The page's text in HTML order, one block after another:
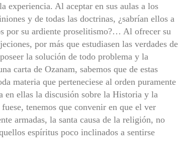
experiencia. Al aceptar en sus aulas a los
y de todas las doctrinas, ¿sabrían ellos a
por su ardiente proselitismo?… Al ofrecer su
por más que estudiasen las verdades de
la solución de todo problema y la
carta de Ozanam, sabemos que de estas
materia que perteneciese al orden puramente
en ellas la discusión sobre la Historia y la
tenemos que convenir en que el ver
armadas, la santa causa de la religión, no
espíritus poco inclinados a sentirse